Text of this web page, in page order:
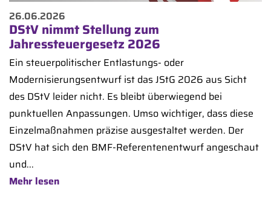
26.06.2026
DStV nimmt Stellung zum
Jahressteuergesetz 2026
Ein steuerpolitischer Entlastungs- oder
Modernisierungsentwurf ist das JStG 2026 aus Sicht
des DStV leider nicht. Es bleibt überwiegend bei
punktuellen Anpassungen. Umso wichtiger, dass diese
Einzelmaßnahmen präzise ausgestaltet werden. Der
DStV hat sich den BMF-Referentenentwurf angeschaut
und...
Mehr lesen